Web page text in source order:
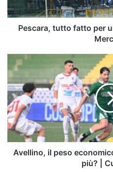
i
dettagli
Pescara, tutto fatto per
Avellino,
il
peso
economico
dei
reparti:
quale
vale
di
più?
Avellino, il peso
più? |